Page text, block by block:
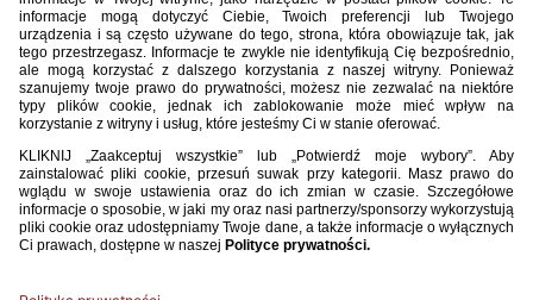
W numerze m.in. „Za kulisami w Nicei, czyli losowanie grup Euro 2016",
wywiad z selekcjonerem reprezentacji Polski Adamem Nawałką,
rozmowa z trenerem Szkotów Gordonem Strachanem, „Twardziel
w kilcie" – Maciej Żurawski czy „Polska Tuluza"
Dominika Furmana. Zapraszamy do lektury!